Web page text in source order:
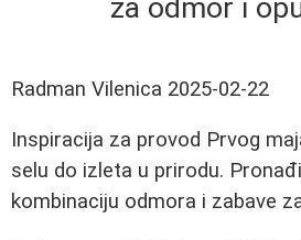
za odmor i
Radman Vilenica 2025-02-22
Inspiracija za provod Prvog
selu do izleta u prirodu.
kombinaciju odmora i zabave